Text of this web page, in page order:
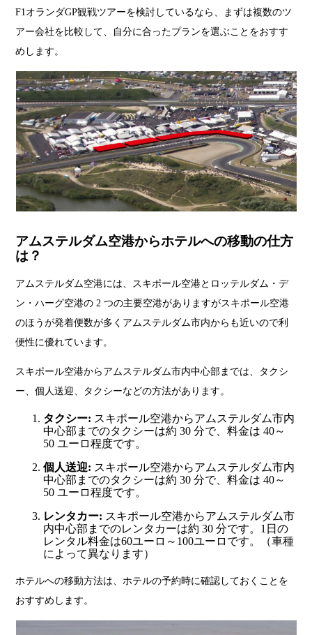
F1オランダGP観戦ツアーを検討しているなら、まずは複数のツ
アー会社を比較して、自分に合ったプランを選ぶことをおすす
めします。
アムステルダム空港からホテルへの移動の仕方
は？
アムステルダム空港には、スキポール空港とロッテルダム・デ
ン・ハーグ空港の 2 つの主要空港がありますがスキポール空港
のほうが発着便数が多くアムステルダム市内からも近いので利
便性に優れています。
スキポール空港からアムステルダム市内中心部までは、タクシ
ー、個人送迎、タクシーなどの方法があります。
タクシー: スキポール空港からアムステルダム市内
中心部までのタクシーは約 30 分で、料金は 40～
50 ユーロ程度です。
個人送迎: スキポール空港からアムステルダム市内
中心部までのタクシーは約 30 分で、料金は 40～
50 ユーロ程度です。
レンタカー: スキポール空港からアムステルダム市
内中心部までのレンタカーは約 30 分です。1日の
レンタル料金は60ユーロ～100ユーロです。（車種
によって異なります）
ホテルへの移動方法は、ホテルの予約時に確認しておくことを
おすすめします。